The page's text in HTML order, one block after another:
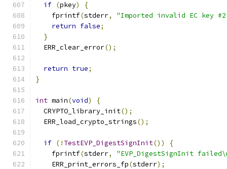
if (pkey)
{
    fprintf
(stderr,
"Imported invalid EC key
return false;
}
  ERR_clear_error
();
return true;
}
int main(void)
{
  CRYPTO_library_init
();
  ERR_load_crypto_strings
();
if (! TestEVP_DigestSignInit())
{
    fprintf
(stderr,
"EVP_DigestSignInit
    ERR_print_errors_fp
(stderr);